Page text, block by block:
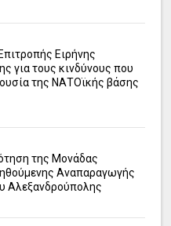
Ειρήνης
για τους κινδύνους που
της ΝΑΤΟϊκής βάσης
της Μονάδας
Αναπαραγωγής
Αλεξανδρούπολης